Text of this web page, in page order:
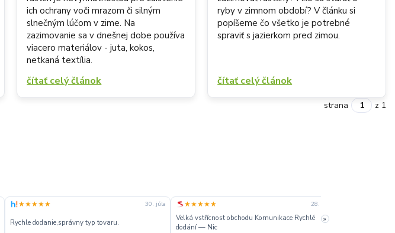
ich ochrany voči mrazom či silným
slnečným lúčom v zime. Na
zazimovanie sa v dnešnej dobe používa
viacero materiálov - juta, kokos,
netkaná textília.
čítať celý článok
ryby v zimnom období? V článku si
popíšeme čo všetko je potrebné
spraviť s jazierkom pred zimou.
čítať celý článok
strana z 1
★★★★★ 30. júla
Rychle dodanie,správny typ tovaru.
★★★★★ 28. júla
Velká vstřícnost obchodu Komunikace Rychlé
dodání — Nic
»